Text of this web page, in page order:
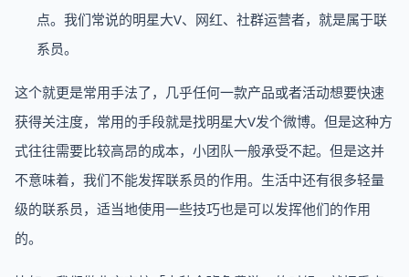
点。我们常说的明星大V、网红、社群运营者，就是属于联
系员。
这个就更是常用手法了，几乎任何一款产品或者活动想要快速
获得关注度，常用的手段就是找明星大V发个微博。但是这种方
式往往需要比较高昂的成本，小团队一般承受不起。但是这并
不意味着，我们不能发挥联系员的作用。生活中还有很多轻量
级的联系员，适当地使用一些技巧也是可以发挥他们的作用
的。